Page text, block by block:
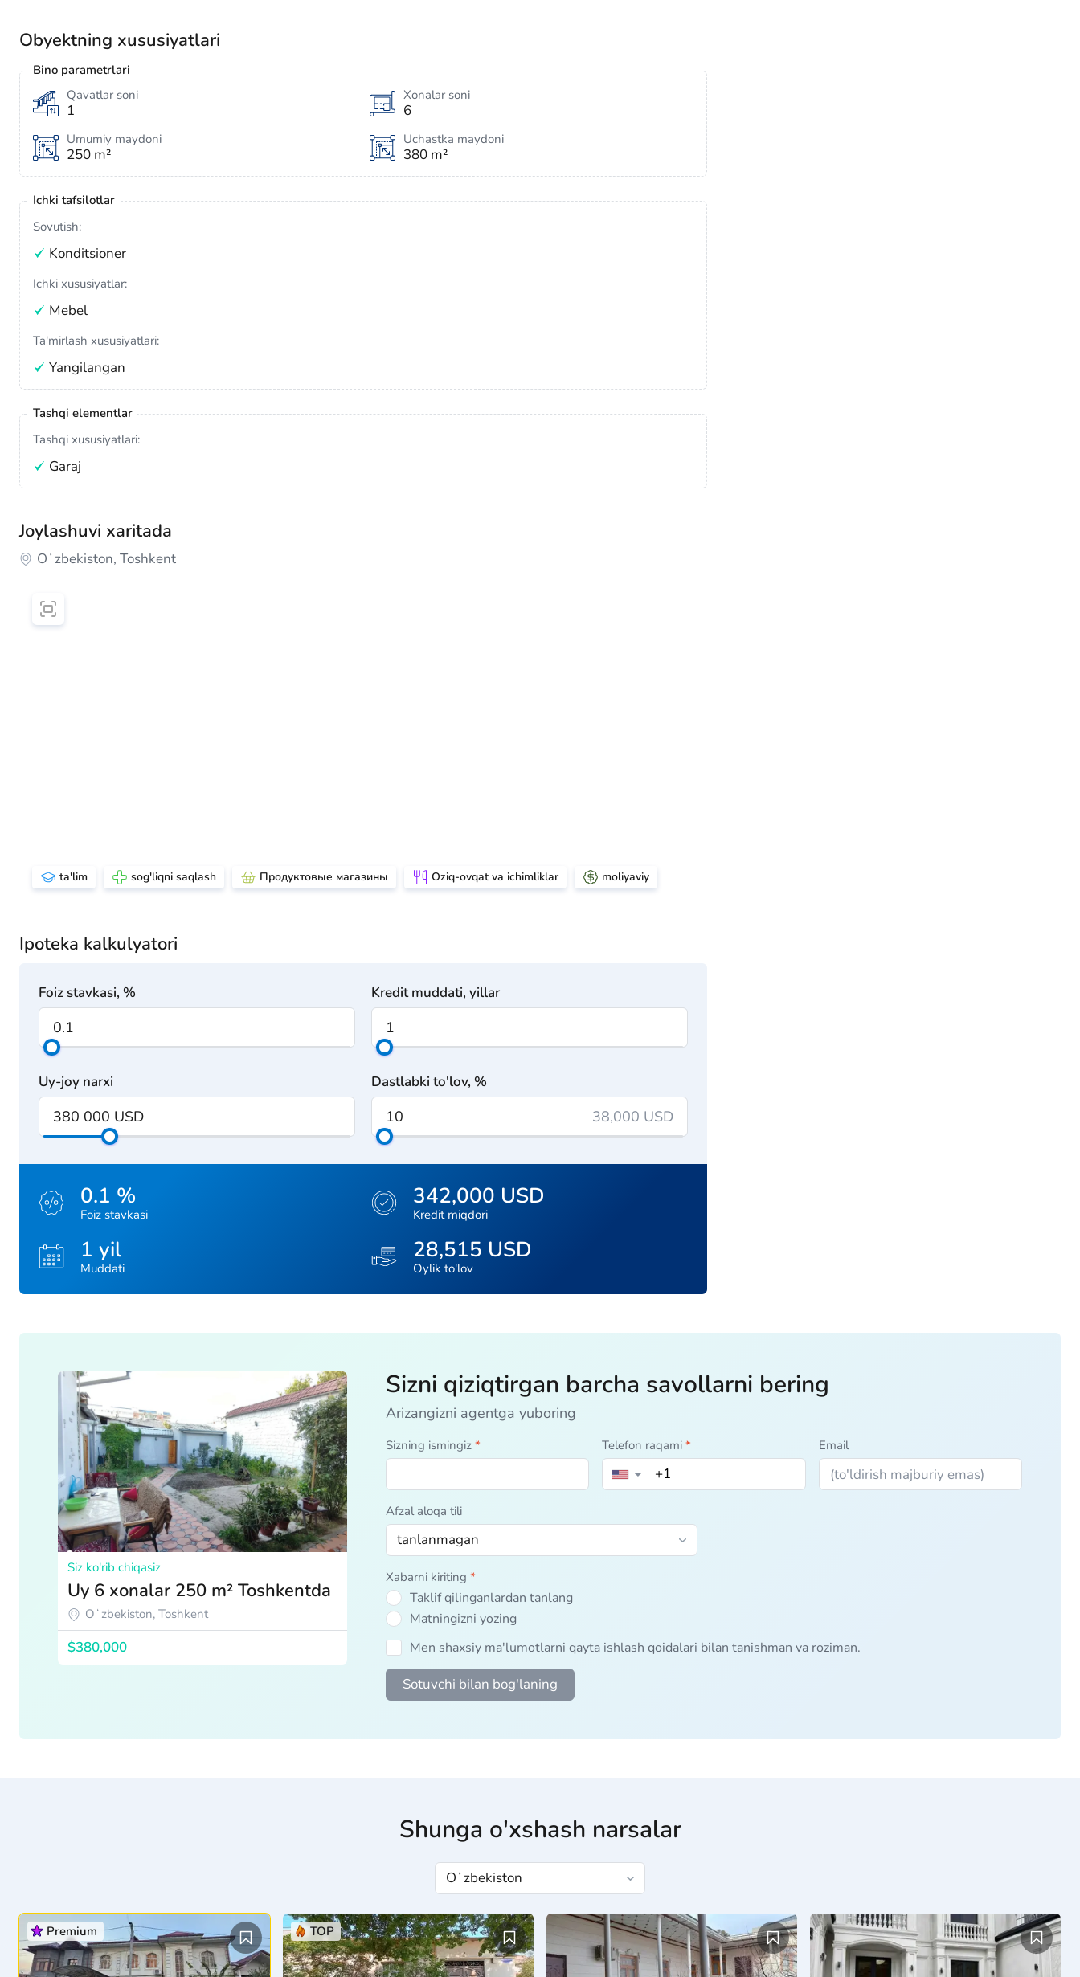
Obyektning xususiyatlari
Bino parametrlari
Qavatlar soni
1
Xonalar soni
6
Umumiy maydoni
250 m²
Uchastka maydoni
380 m²
Ichki tafsilotlar
Sovutish:
Konditsioner
Ichki xususiyatlar:
Mebel
Ta'mirlash xususiyatlari:
Yangilangan
Tashqi elementlar
Tashqi xususiyatlari:
Garaj
Joylashuvi xaritada
Oʻzbekiston, Toshkent
ta'lim sog'liqni saqlash Продуктовые магазины Oziq-ovqat va ichimliklar moliyaviy
Ipoteka kalkulyatori
Foiz stavkasi, % Kredit muddati, yillar
Uy-joy narxi Dastlabki to'lov, %
38,000 USD
0.1 %
Foiz stavkasi
342,000 USD
Kredit miqdori
1 yil
Muddati
28,515 USD
Oylik to'lov
Siz ko'rib chiqasiz
Uy 6 xonalar 250 m² Toshkentda
Oʻzbekiston, Toshkent
$380,000
Sizni qiziqtirgan barcha savollarni bering
Arizangizni agentga yuboring
Sizning ismingiz * Telefon raqami*
▼
Email
Afzal aloqa tili
Xabarni kiriting *
Taklif qilinganlardan tanlang
Matningizni yozing
Men shaxsiy ma'lumotlarni qayta ishlash qoidalari bilan tanishman va roziman.
Sotuvchi bilan bog'laning
Shunga o'xshash narsalar
Premium TOP